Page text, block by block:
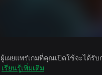
ผู้เผยแพร่เกมที่คุณเปิดใช้จะได้รั
เรียนรู้เพิ่มเติม